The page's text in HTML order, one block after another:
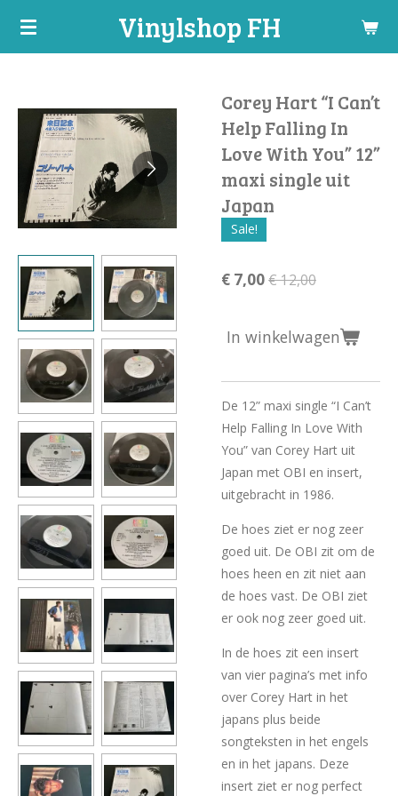
Ga
hoofdinhoud
Vinylshop FH
Corey Hart “I Can’t
Help Falling In
Love With You” 12”
maxi single uit
Japan
Sale!
€ 7,00€ 12,00
In winkelwagen
De 12” maxi single “I Can’t
Help Falling In Love With
You” van Corey Hart uit
Japan met OBI en insert,
uitgebracht in 1986.
De hoes ziet er nog zeer
goed uit. De OBI zit om de
hoes heen en zit niet aan
de hoes vast. De OBI ziet
er ook nog zeer goed uit.
In de hoes zit een insert
van vier pagina’s met info
over Corey Hart in het
japans plus beide
songteksten in het engels
en in het japans. Deze
insert ziet er nog perfect